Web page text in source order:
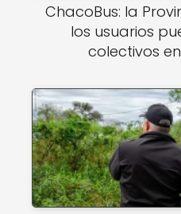
ChacoBus: la
los usuarios
colectivos